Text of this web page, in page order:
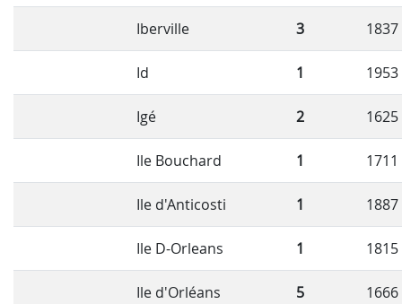
Iberville 3 1837
Id 1 1953
Igé 2 1625
Ile Bouchard 1 1711
Ile d'Anticosti 1 1887
Ile D-Orleans 1 1815
Ile d'Orléans 5 1666